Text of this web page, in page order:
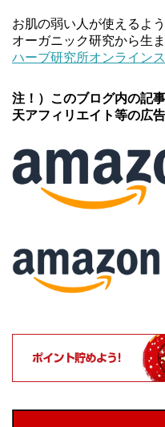
お肌の弱い人が使えるよ
オーガニック研究から生
ハーブ研究所オンライン
注！）このブログ内の記
天アフィリエイト等の広